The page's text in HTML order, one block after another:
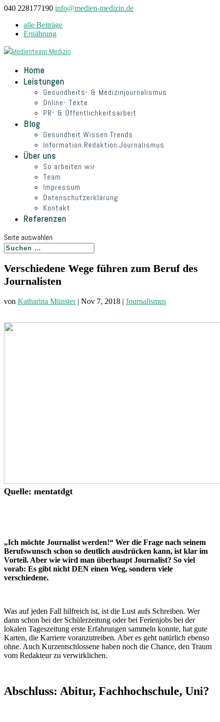
040 228177190 info@medien-medizin.de
alle Beiträge
Ernährung
Home
Leistungen
Gesundheits- & Medizinjournalismus
Online- Texte
PR- & Öffentlichkeitsarbeit
Blog
Gesundheit.Wissen.Trends
Information.Redaktion.Journalismus
Über uns
So arbeiten wir
Team
Impressum
Datenschutzerklärung
Kontakt
Referenzen
Seite auswählen
Verschiedene Wege führen zum Beruf des
Journalisten
von Katharina Münster| Nov 7, 2018 | Journalismus
Quelle: mentatdgt
„Ich möchte Journalist werden!“ Wer die Frage nach seinem
Berufswunsch schon so deutlich ausdrücken kann, ist klar im
Vorteil. Aber wie wird man überhaupt Journalist? So viel
vorab: Es gibt nicht DEN einen Weg, sondern viele
verschiedene.
Was auf jeden Fall hilfreich ist, ist die Lust aufs Schreiben. Wer
dann schon bei der Schülerzeitung oder bei Ferienjobs bei der
lokalen Tageszeitung erste Erfahrungen sammeln konnte, hat gute
Karten, die Karriere voranzutreiben. Aber es geht natürlich ebenso
ohne. Auch Kurzentschlossene haben noch die Chance, den Traum
vom Redakteur zu verwirklichen.
Abschluss: Abitur, Fachhochschule, Uni?